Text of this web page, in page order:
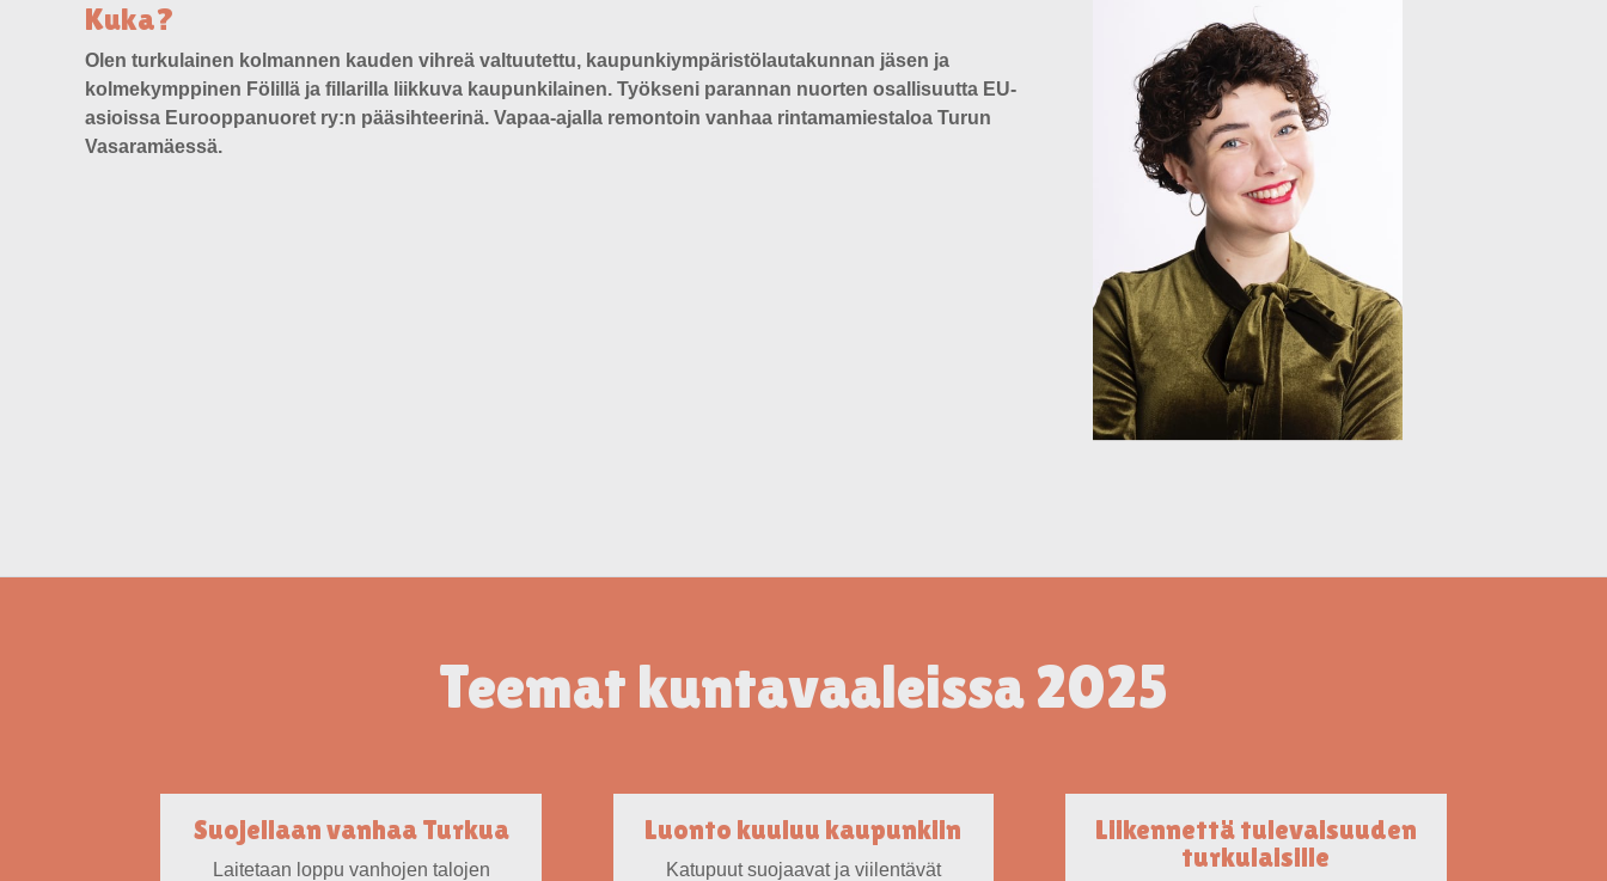
Kuka?
Olen turkulainen kolmannen kauden vihreä valtuutettu, kaupunkiympäristölautakunnan jäsen ja
kolmekymppinen Fölillä ja fillarilla liikkuva kaupunkilainen. Työkseni parannan nuorten osallisuutta EU-
asioissa Eurooppanuoret ry:n pääsihteerinä. Vapaa-ajalla remontoin vanhaa rintamamiestaloa Turun
Vasaramäessä.
Teemat kuntavaaleissa 2025
Suojellaan vanhaa Turkua
Laitetaan loppu vanhojen talojen
Luonto kuuluu kaupunkiin
Katupuut suojaavat ja viilentävät
Liikennettä tulevaisuuden
turkulaisille